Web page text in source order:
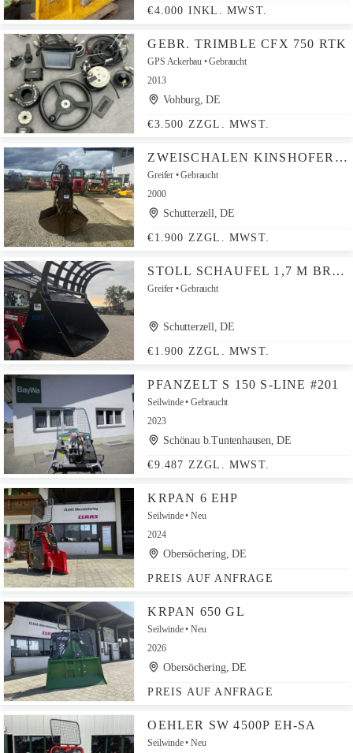
€4.000 INKL. MWST.
GEBR. TRIMBLE CFX 750 RTK
GPS Ackerbau
Gebraucht
2013
Vohburg, DE
€3.500 ZZGL. MWST.
ZWEISCHALEN KINSHOFER TYP 320 / 800 MM MIT ROTAOR
Greifer
Gebraucht
2000
Schutterzell, DE
€1.900 ZZGL. MWST.
STOLL SCHAUFEL 1,7 M BREIT CA. 1 M³ EURO-AUFNAHME
Greifer Gebraucht
Schutterzell, DE
€1.900 ZZGL. MWST.
PFANZELT S 150 S-LINE #201
Seilwinde
Gebraucht
2023
Schönau b.Tuntenhausen, DE
€9.487 ZZGL. MWST.
KRPAN 6 EHP
Seilwinde
Neu
2024
Obersöchering, DE
PREIS AUF ANFRAGE
KRPAN 650 GL
Seilwinde
Neu
2026
Obersöchering, DE
PREIS AUF ANFRAGE
OEHLER SW 4500P EH-SA
Seilwinde
Neu